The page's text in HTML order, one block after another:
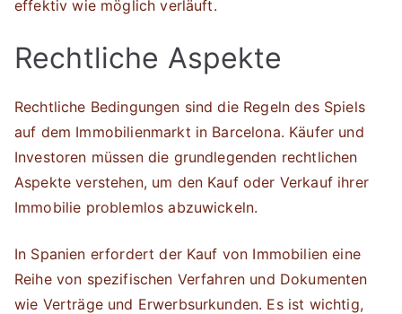
effektiv wie möglich verläuft.
Rechtliche Aspekte
Rechtliche Bedingungen sind die Regeln des Spiels
auf dem Immobilienmarkt in Barcelona. Käufer und
Investoren müssen die grundlegenden rechtlichen
Aspekte verstehen, um den Kauf oder Verkauf ihrer
Immobilie problemlos abzuwickeln.
In Spanien erfordert der Kauf von Immobilien eine
Reihe von spezifischen Verfahren und Dokumenten
wie Verträge und Erwerbsurkunden. Es ist wichtig,